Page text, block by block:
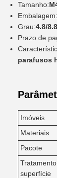
Tamanho:
Embalagem:
Grau:4.8/
Prazo de
parafusos
Imóveis
Materiais
Pacote
superfície